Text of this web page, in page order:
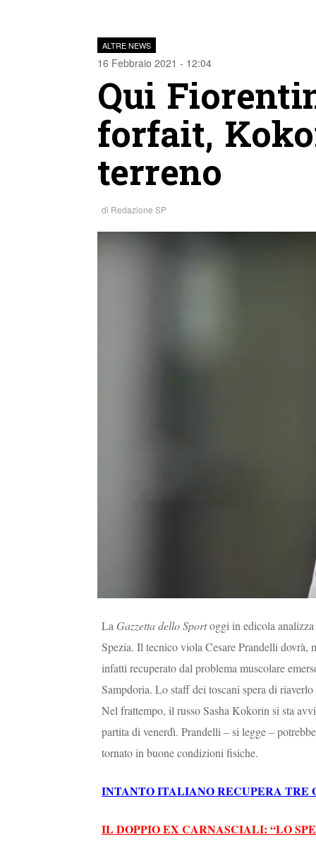
ALTRE NEWS
16 Febbraio 2021 - 12:04
Qui
forfait,
terreno
di Redazione SP
La Gazzetta dello Sportoggi in edicola analizza
Spezia. Il tecnico viola Cesare Prandelli dovrà,
infatti recuperato dal problema muscolare
Sampdoria. Lo staff dei toscani spera di
Nel frattempo, il russo Sasha Kokorin si sta
partita di venerdì. Prandelli – si legge –
tornato in buone condizioni fisiche.
INTANTO ITALIANO RECUPERA TRE
IL DOPPIO EX CARNASCIALI: “LO